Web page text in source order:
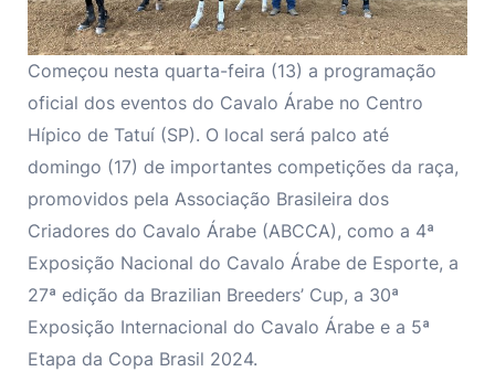
Começou nesta quarta-feira (13) a programação
oficial dos eventos do Cavalo Árabe no Centro
Hípico de Tatuí (SP). O local será palco até
domingo (17) de importantes competições da raça,
promovidos pela Associação Brasileira dos
Criadores do Cavalo Árabe (ABCCA), como a 4ª
Exposição Nacional do Cavalo Árabe de Esporte, a
27ª edição da Brazilian Breeders’ Cup, a 30ª
Exposição Internacional do Cavalo Árabe e a 5ª
Etapa da Copa Brasil 2024.